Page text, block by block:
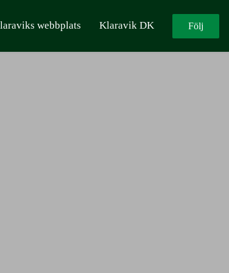
webbplats Klaravik DK Följ